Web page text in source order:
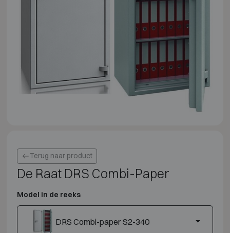
Terug naar product
De Raat DRS Combi-Paper
Model in de reeks
DRS Combi-paper S2-340